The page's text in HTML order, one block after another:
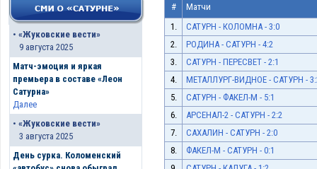
• «Жуковские вести»
9 августа 2025
Матч-эмоция и яркая
премьера в составе «Леон
Сатурна»
Далее
• «Жуковские вести»
3 августа 2025
День сурка. Коломенский
#
Матчи
1.
САТУРН - КОЛОМНА - 3:0
2.
РОДИНА - САТУРН - 4:2
3.
САТУРН - ПЕРЕСВЕТ - 2:1
4.
МЕТАЛЛУРГ-ВИДНОЕ - САТУРН -
5.
САТУРН - ФАКЕЛ-М - 5:1
6.
АРСЕНАЛ-2 - САТУРН - 2:2
7.
САХАЛИН - САТУРН - 2:0
8.
ФАКЕЛ-М - САТУРН - 0:1